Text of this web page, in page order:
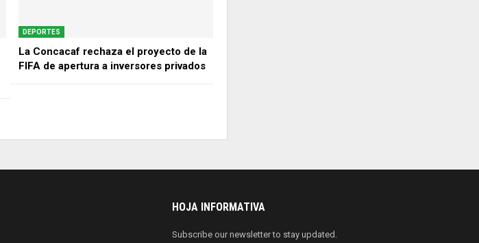
DEPORTES
La Concacaf rechaza el proyecto de la
FIFA de apertura a inversores privados
HOJA INFORMATIVA
Subscribe our newsletter to stay updated.